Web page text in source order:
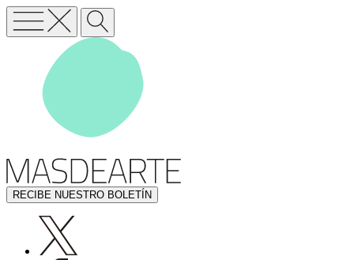
RECIBE NUESTRO BOLETÍN